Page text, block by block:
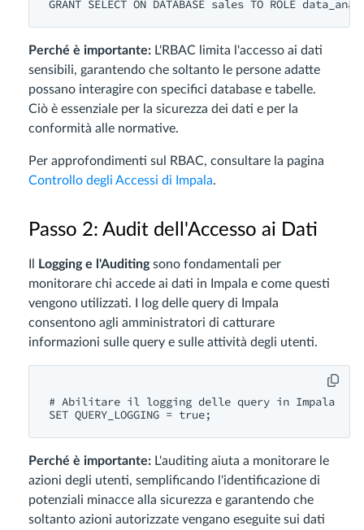
Perché è importante: L'RBAC limita l'accesso ai dati
sensibili, garantendo che soltanto le persone adatte
possano interagire con specifici database e tabelle.
Ciò è essenziale per la sicurezza dei dati e per la
conformità alle normative.
Per approfondimenti sul RBAC, consultare la pagina
Controllo degli Accessi di Impala.
Passo 2: Audit dell'Accesso ai Dati
Logging e l'Auditingsono fondamentali per
monitorare chi accede ai dati in Impala e come questi
vengono utilizzati. I log delle query di Impala
consentono agli amministratori di catturare
informazioni sulle query e sulle attività degli utenti.
# Abilitare il logging delle query in Impala
Perché è importante: L'auditing aiuta a monitorare le
azioni degli utenti, semplificando l'identificazione di
potenziali minacce alla sicurezza e garantendo che
soltanto azioni autorizzate vengano eseguite sui dati